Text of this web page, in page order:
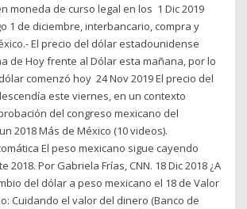
moneda de curso legal en los 1 Dic 2019
1 de diciembre, interbancario, compra y
El precio del dólar estadounidense
de Hoy frente al Dólar esta mañana, por lo
comenzó hoy 24 Nov 2019 El precio del
este viernes, en un contexto
del congreso mexicano del
2018 Más de México (10 videos).
El peso mexicano sigue cayendo
Por Gabriela Frías, CNN. 18 Dic 2018 ¿A
del dólar a peso mexicano el 18 de Valor
Cuidando el valor del dinero (Banco de